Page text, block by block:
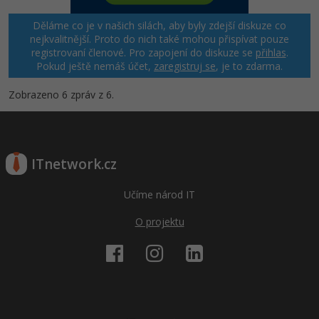
Sítě
Kybernetická bezpečnost
Elektronický podpis
Děláme co je v našich silách, aby byly zdejší diskuze co
nejkvalitnější. Proto do nich také mohou přispívat pouze
registrovaní členové. Pro zapojení do diskuze se přihlas.
Pokud ještě nemáš účet, zaregistruj se, je to zdarma.
Zobrazeno 6 zpráv z 6.
ITnetwork.cz
Učíme národ IT
O projektu